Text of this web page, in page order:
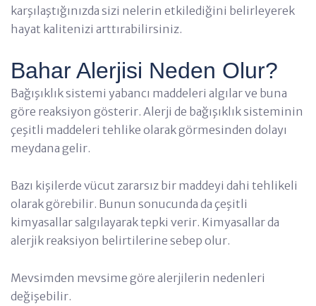
karşılaştığınızda sizi nelerin etkilediğini belirleyerek
hayat kalitenizi arttırabilirsiniz.
Bahar Alerjisi Neden Olur?
Bağışıklık sistemi yabancı maddeleri algılar ve buna
göre reaksiyon gösterir. Alerji de bağışıklık sisteminin
çeşitli maddeleri tehlike olarak görmesinden dolayı
meydana gelir.
Bazı kişilerde vücut zararsız bir maddeyi dahi tehlikeli
olarak görebilir. Bunun sonucunda da çeşitli
kimyasallar salgılayarak tepki verir. Kimyasallar da
alerjik reaksiyon belirtilerine sebep olur.
Mevsimden mevsime göre alerjilerin nedenleri
değişebilir.